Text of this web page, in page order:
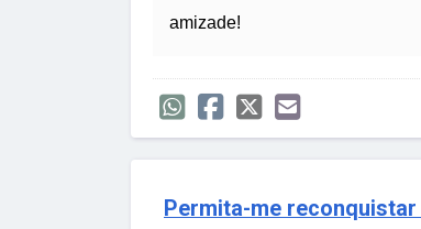
amizade!
Permita-me